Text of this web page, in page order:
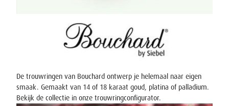
De trouwringen van Bouchard ontwerp je helemaal naar eigen
smaak. Gemaakt van 14 of 18 karaat goud, platina of palladium.
Bekijk de collectie in onze trouwringconfigurator.